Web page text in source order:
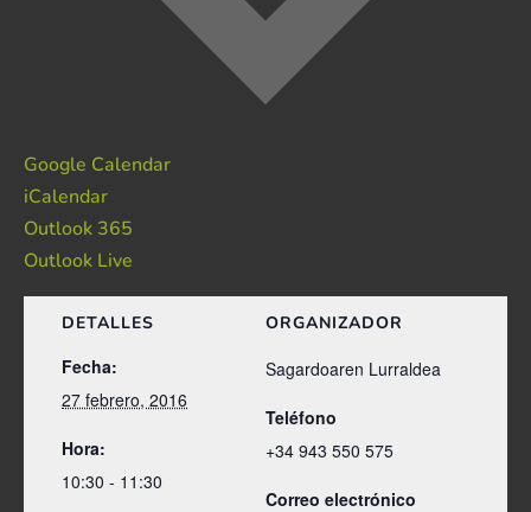
Google Calendar
iCalendar
Outlook 365
Outlook Live
DETALLES
Fecha:
27 febrero, 2016
Hora:
10:30 - 11:30
ORGANIZADOR
Sagardoaren Lurraldea
Teléfono
+34 943 550 575
Correo electrónico